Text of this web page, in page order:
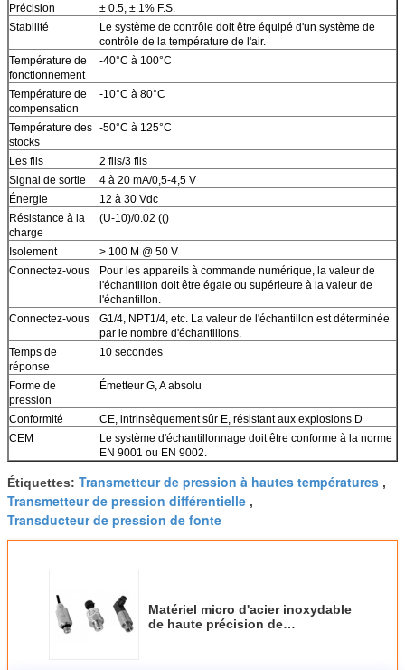
Précision
± 0.5, ± 1% F.S.
Stabilité
Le système de contrôle doit être équipé d'un système de
contrôle de la température de l'air.
Température de
fonctionnement
-40°C à 100°C
Température de
compensation
-10°C à 80°C
Température des
stocks
-50°C à 125°C
Les fils
2 fils/3 fils
Signal de sortie
4 à 20 mA/0,5-4,5 V
Énergie
12 à 30 Vdc
Résistance à la
charge
(U-10)/0.02 (()
Isolement
> 100 M @ 50 V
Connectez-vous
Pour les appareils à commande numérique, la valeur de
l'échantillon doit être égale ou supérieure à la valeur de
l'échantillon.
Connectez-vous
G1/4, NPT1/4, etc. La valeur de l'échantillon est déterminée
par le nombre d'échantillons.
Temps de
réponse
10 secondes
Forme de
pression
Émetteur G, A absolu
Conformité
CE, intrinsèquement sûr E, résistant aux explosions D
CEM
Le système d'échantillonnage doit être conforme à la norme
EN 9001 ou EN 9002.
Étiquettes: Transmetteur de pression à hautes températures ,
Transmetteur de pression différentielle ,
Transducteur de pression de fonte
Matériel micro d'acier inoxydable
de haute précision de